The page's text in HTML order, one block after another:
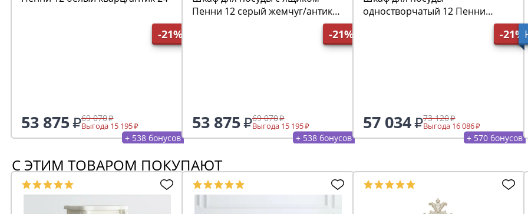
-21%
53 875 69 070
Выгода 15 195
+ 538 бонусов
-21%
Пенни 12 серый жемчуг/антик
53 875 69 070
Выгода 15 195
+ 538 бонусов
-21%
одностворчатый 12 Пенни
57 034 73 120
Выгода 16 086
+ 570 бонусов
С ЭТИМ ТОВАРОМ ПОКУПАЮТ